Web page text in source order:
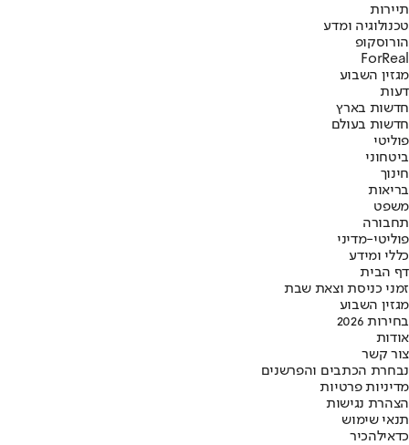
תיירות
טכנולוגיה ומדע
הורוסקופ
ForReal
מגזין השבוע
דעות
חדשות בארץ
חדשות בעולם
פוליטי
ביטחוני
חינוך
בריאות
משפט
תחבורה
פוליטי-מדיני
כללי ומידע
דף הבית
זמני כניסת וצאת שבת
מגזין השבוע
בחירות 2026
אודות
צור קשר
נבחרת הכתבים והפרשנים
מדיניות פרטיות
הצהרת נגישות
תנאי שימוש
כדאילהכיר